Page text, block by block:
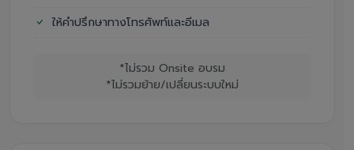
ให้คำปรึกษาทางโทรศัพท์และอีเมล
*ไม่รวม Onsite อบรม
*ไม่รวมย้าย/เปลี่ยนระบบใหม่